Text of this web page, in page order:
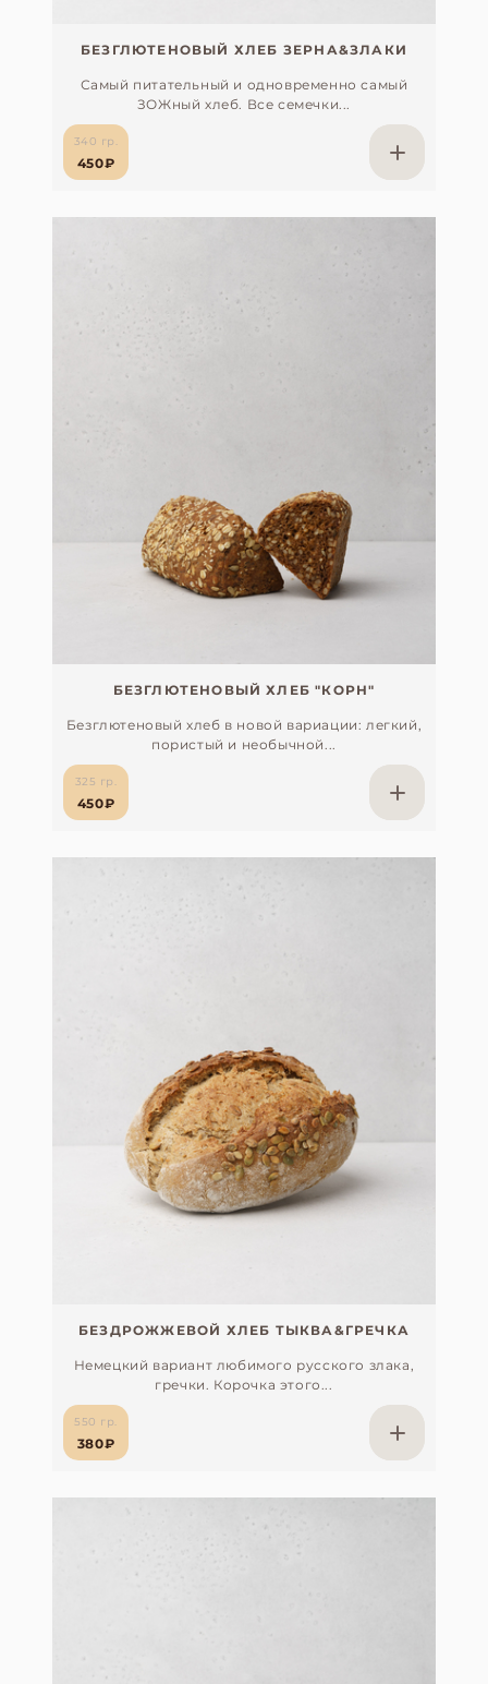
БЕЗГЛЮТЕНОВЫЙ ХЛЕБ ЗЕРНА&ЗЛАКИ
Самый питательный и одновременно самый
ЗОЖный хлеб. Все семечки...
340 гр.
450₽
БЕЗГЛЮТЕНОВЫЙ ХЛЕБ "КОРН"
Безглютеновый хлеб в новой вариации: легкий,
пористый и необычной...
325 гр.
450₽
БЕЗДРОЖЖЕВОЙ ХЛЕБ ТЫКВА&ГРЕЧКА
Немецкий вариант любимого русского злака,
гречки. Корочка этого...
550 гр.
380₽